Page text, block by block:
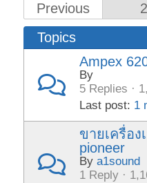
Previous
Topics
Ampex
By
5 Replies ·
Last post: 1
ขายเครื่อง
pioneer
Bya1sound
1 Reply ·